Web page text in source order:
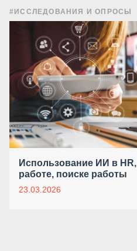
#ИССЛЕДОВАНИЯ И ОПРОСЫ
Использование ИИ в HR,
работе, поиске работы
23.03.2026